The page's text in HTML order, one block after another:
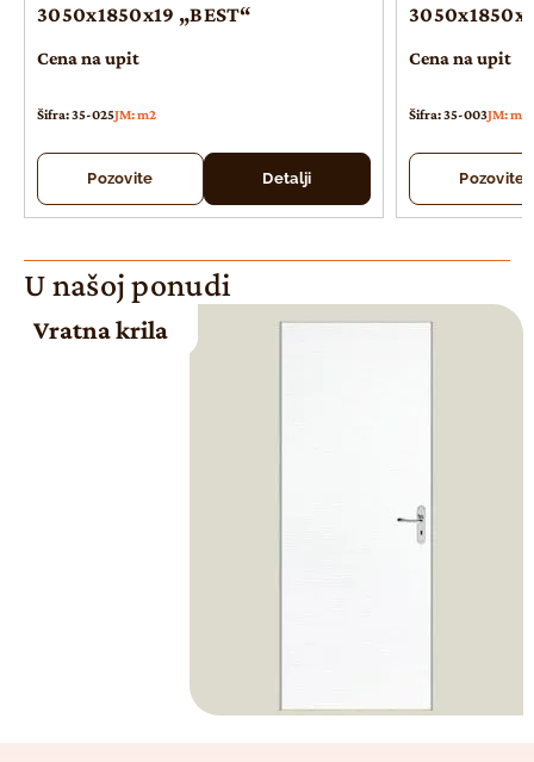
3050x1850x19 „BEST“
Cena na upit
Šifra: 35-025JM: m2
Pozovite Detalji
Cena na upit
Šifra: 35-003JM: m2
Pozovite
U našoj ponudi
Vratna krila